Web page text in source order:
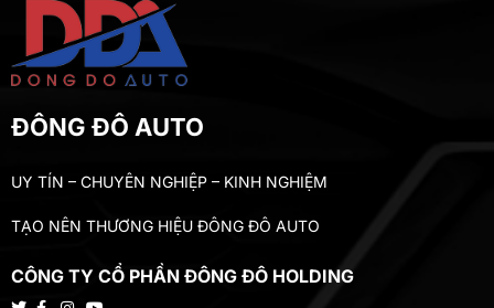
ĐÔNG ĐÔ AUTO
UY TÍN – CHUYÊN NGHIỆP – KINH NGHIỆM
TẠO NÊN THƯƠNG HIỆU ĐÔNG ĐÔ AUTO
CÔNG TY CỔ PHẦN ĐÔNG ĐÔ HOLDING